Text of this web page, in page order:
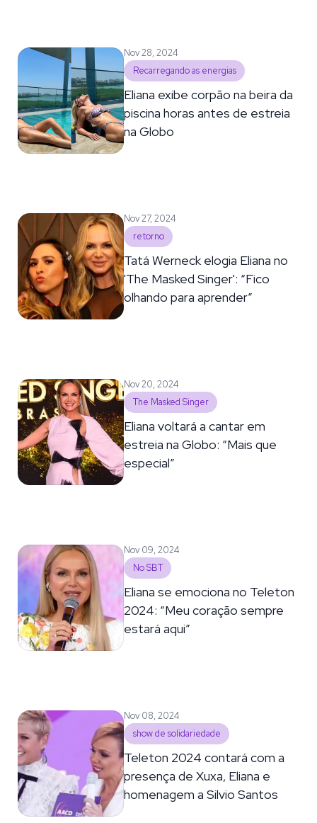
Nov 28, 2024
Recarregando as energias
Eliana exibe corpão na beira da
piscina horas antes de estreia
na Globo
Nov 27, 2024
retorno
Tatá Werneck elogia Eliana no
'The Masked Singer': “Fico
olhando para aprender”
Nov 20, 2024
The Masked Singer
Eliana voltará a cantar em
estreia na Globo: “Mais que
especial”
Nov 09, 2024
No SBT
Eliana se emociona no Teleton
2024: “Meu coração sempre
estará aqui”
Nov 08, 2024
show de solidariedade
Teleton 2024 contará com a
presença de Xuxa, Eliana e
homenagem a Silvio Santos